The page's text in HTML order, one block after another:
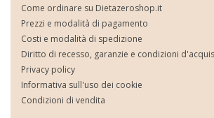
Come ordinare su Dietazeroshop.it
Prezzi e modalità di pagamento
Costi e modalità di spedizione
Diritto di recesso, garanzie e condizioni
Privacy policy
Informativa sull'uso dei cookie
Condizioni di vendita